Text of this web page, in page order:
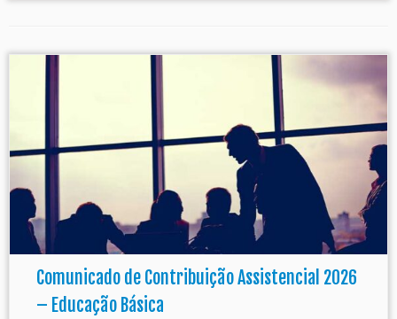
Comunicado de Contribuição Assistencial 2026
– Educação Básica